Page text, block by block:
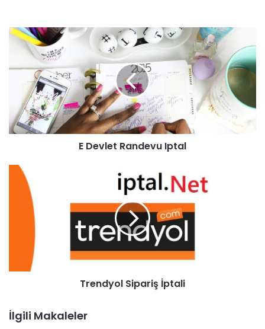
E Devlet Randevu Iptal
Trendyol Sipariş İptali
İlgili Makaleler